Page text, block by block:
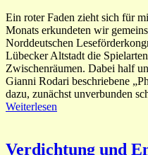
Ein roter Faden zieht sich für
Monats erkundeten wir
Norddeutschen
Lübecker Altstadt die
Zwischenräumen. Dabei half
Gianni Rodari beschriebene
dazu, zunächst unverbunden
Weiterlesen
Verdichtung und